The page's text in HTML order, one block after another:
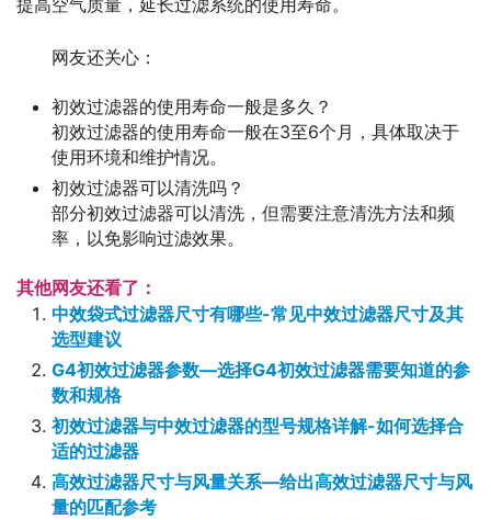
提高空气质量，延长过滤系统的使用寿命。
网友还关心：
初效过滤器的使用寿命一般是多久？
初效过滤器的使用寿命一般在3至6个月，具体取决于
使用环境和维护情况。
初效过滤器可以清洗吗？
部分初效过滤器可以清洗，但需要注意清洗方法和频
率，以免影响过滤效果。
其他网友还看了：
中效袋式过滤器尺寸有哪些-常见中效过滤器尺寸及其
选型建议
G4初效过滤器参数—选择G4初效过滤器需要知道的参
数和规格
初效过滤器与中效过滤器的型号规格详解-如何选择合
适的过滤器
高效过滤器尺寸与风量关系—给出高效过滤器尺寸与风
量的匹配参考